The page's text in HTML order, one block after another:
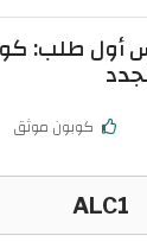
أول طلب:
كوبون موثق